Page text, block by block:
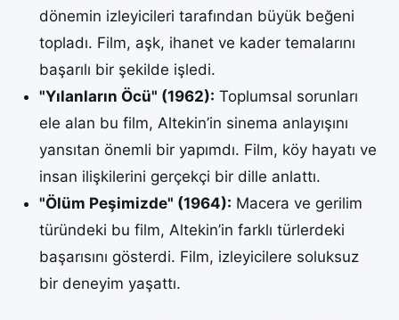
dönemin izleyicileri tarafından büyük beğeni
topladı. Film, aşk, ihanet ve kader temalarını
başarılı bir şekilde işledi.
"Yılanların Öcü" (1962): Toplumsal sorunları
ele alan bu film, Altekin’in sinema anlayışını
yansıtan önemli bir yapımdı. Film, köy hayatı ve
insan ilişkilerini gerçekçi bir dille anlattı.
"Ölüm Peşimizde" (1964): Macera ve gerilim
türündeki bu film, Altekin’in farklı türlerdeki
başarısını gösterdi. Film, izleyicilere soluksuz
bir deneyim yaşattı.